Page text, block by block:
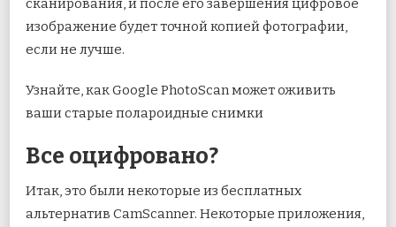
сканирования, и после его завершения цифровое
изображение будет точной копией фотографии,
если не лучше.
Узнайте, как Google PhotoScan может оживить
ваши старые полароидные снимки
Все оцифровано?
Итак, это были некоторые из бесплатных
альтернатив CamScanner. Некоторые приложения,